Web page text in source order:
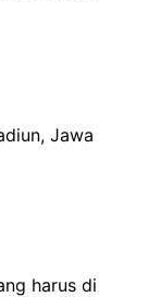
Jawa
harus di